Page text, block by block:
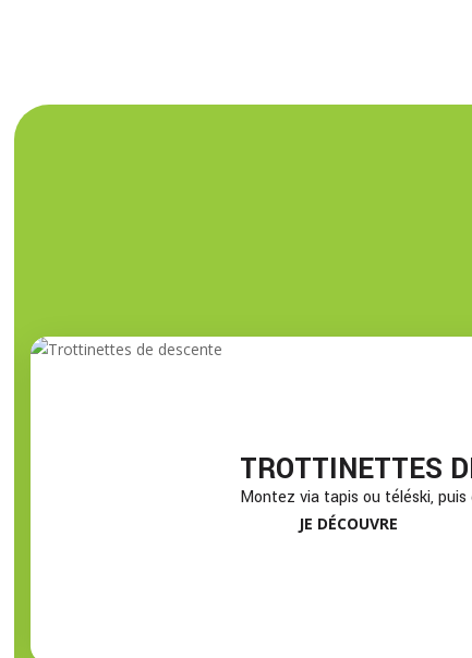
TROTTINETTES
Montez via tapis ou téléski,
JE DÉCOUVRE